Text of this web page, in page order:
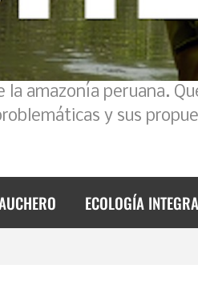
amazonía peruana.
y sus
ECOLOGÍA